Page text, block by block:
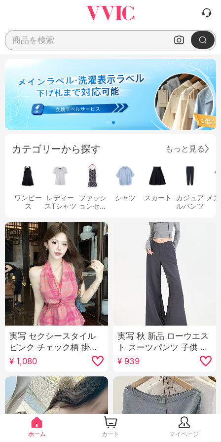
商品を検索
カテゴリーから探す もっと見る
ワンピー
ス
レディー
スTシャツ
ファッシ
ョンセッ
シャツ スカート
カジュア
ルパンツ
メ
実写 セクシースタイル
ピンク チェック柄 掛け
首 ベスト マイナー デザ
イン 感 不規則 ツイスト
レースアップ トップス
¥ 1,080
実写 秋 新品 ローウエス
ト スーツパンツ 子供 薄
手 ルーズフィット 垂 ペ
ンダント 感 bf ルーズ カ
ジュアル フレア ワイド
パンツ
¥ 939
ホーム カート マイページ